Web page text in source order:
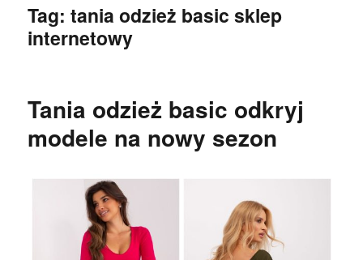
Tag:tania odzież basic sklep
internetowy
Tania odzież basic odkryj
modele na nowy sezon